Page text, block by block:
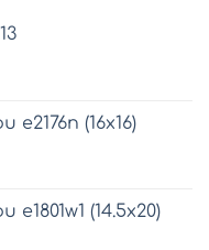
(16x16)
(14.5x20)